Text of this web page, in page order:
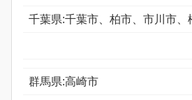
千葉県:千葉市、柏市、市川市、
群馬県:高崎市